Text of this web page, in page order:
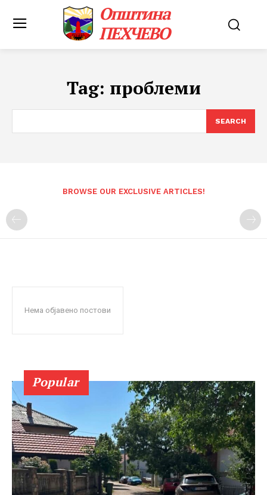
Општина
ПЕХЧЕВО
Tag: проблеми
SEARCH
BROWSE OUR EXCLUSIVE ARTICLES!
Нема објавено постови
Popular